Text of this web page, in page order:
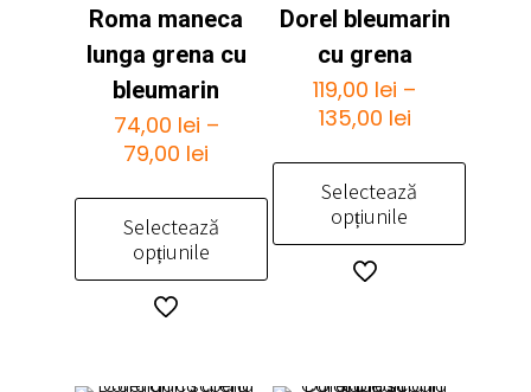
Roma maneca
lunga grena cu
bleumarin
74,00 lei –
79,00 lei
prețuri:
74,00 lei
până
Selectează
opțiunile
Acest
mai
Dorel bleumarin
cu grena
119,00 lei –
135,00 leiInterval
prețuri:
119,00 lei
Selectează
opțiunile
Acest